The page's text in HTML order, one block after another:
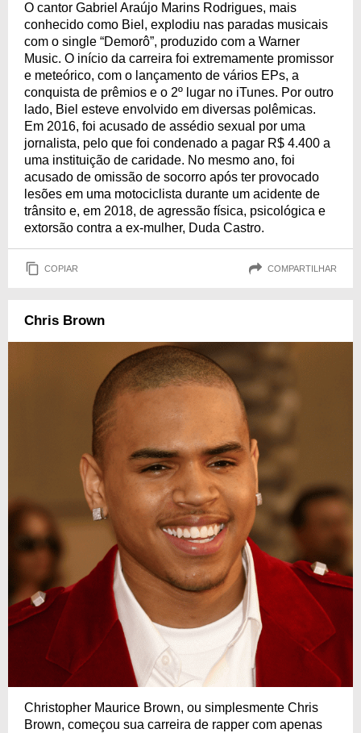
O cantor Gabriel Araújo Marins Rodrigues, mais
conhecido como Biel, explodiu nas paradas musicais
com o single “Demorô”, produzido com a Warner
Music. O início da carreira foi extremamente promissor
e meteórico, com o lançamento de vários EPs, a
conquista de prêmios e o 2º lugar no iTunes. Por outro
lado, Biel esteve envolvido em diversas polêmicas.
Em 2016, foi acusado de assédio sexual por uma
jornalista, pelo que foi condenado a pagar R$ 4.400 a
uma instituição de caridade. No mesmo ano, foi
acusado de omissão de socorro após ter provocado
lesões em uma motociclista durante um acidente de
trânsito e, em 2018, de agressão física, psicológica e
extorsão contra a ex-mulher, Duda Castro.
COPIAR COMPARTILHAR
Chris Brown
Christopher Maurice Brown, ou simplesmente Chris
Brown, começou sua carreira de rapper com apenas